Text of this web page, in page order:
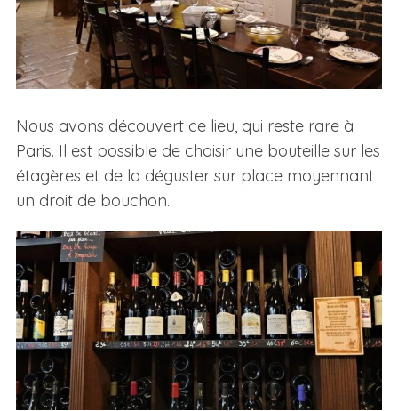
Nous avons découvert ce lieu, qui reste rare à
Paris. Il est possible de choisir une bouteille sur les
étagères et de la déguster sur place moyennant
un droit de bouchon.